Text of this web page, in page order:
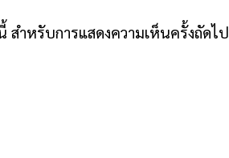
ำหรับการแสดงความเห็นครั้งถัดไป